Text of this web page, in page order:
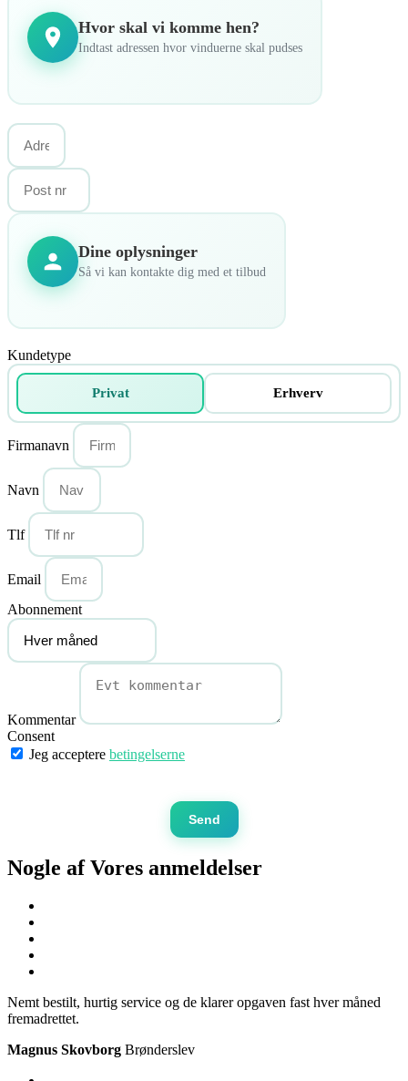
Hvor skal vi komme hen?
Indtast adressen hvor vinduerne skal pudses
Dine oplysninger
Så vi kan kontakte dig med et tilbud
Kundetype
Privat Erhverv
Firmanavn
Navn
Tlf
Email
Abonnement
Kommentar
Consent
Jeg acceptere betingelserne
Send
Nogle af Vores anmeldelser
Nemt bestilt, hurtig service og de klarer opgaven fast hver måned
fremadrettet.
Magnus Skovborg Brønderslev